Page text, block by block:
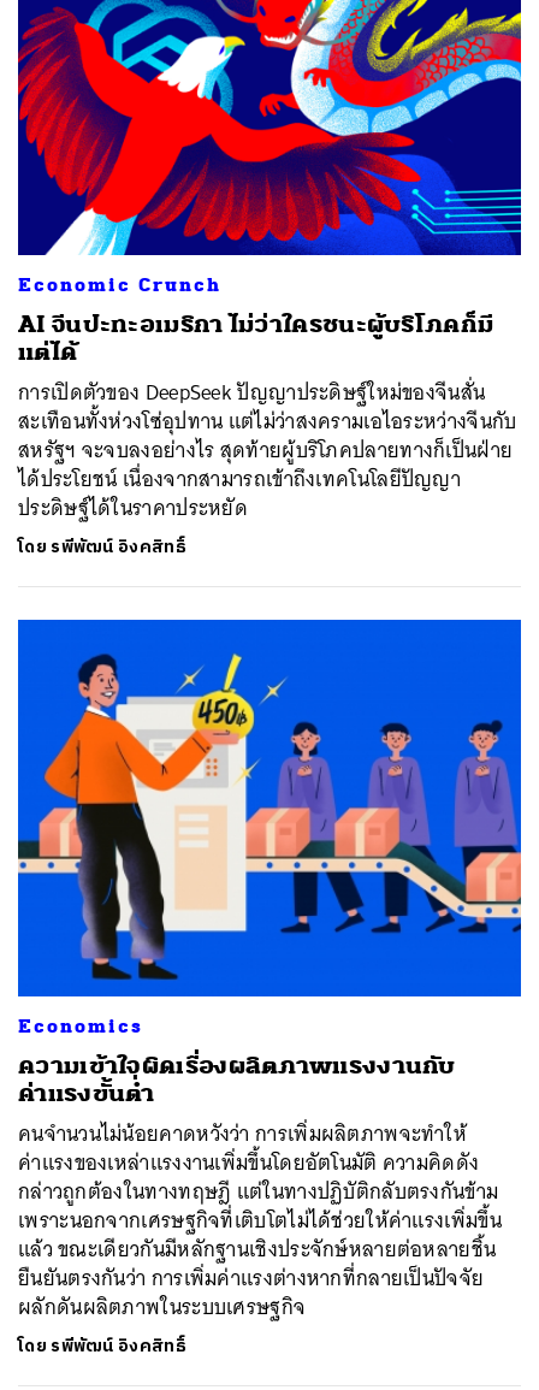
Economic Crunch
AI จีนปะทะอเมริกา ไม่ว่าใครชนะผู้บริโภคก็มี
แต่ได้
การเปิดตัวของ DeepSeek ปัญญาประดิษฐ์ใหม่ของจีนสั่น
สะเทือนทั้งห่วงโซ่อุปทาน แต่ไม่ว่าสงครามเอไอระหว่างจีนกับ
สหรัฐฯ จะจบลงอย่างไร สุดท้ายผู้บริโภคปลายทางก็เป็นฝ่าย
ได้ประโยชน์ เนื่องจากสามารถเข้าถึงเทคโนโลยีปัญญา
ประดิษฐ์ได้ในราคาประหยัด
โดย รพีพัฒน์ อิงคสิทธิ์
Economics
ความเข้าใจผิดเรื่องผลิตภาพแรงงานกับ
ค่าแรงขั้นต่ำ
คนจำนวนไม่น้อยคาดหวังว่า การเพิ่มผลิตภาพจะทำให้
ค่าแรงของเหล่าแรงงานเพิ่มขึ้นโดยอัตโนมัติ ความคิดดัง
กล่าวถูกต้องในทางทฤษฎี แต่ในทางปฏิบัติกลับตรงกันข้าม
เพราะนอกจากเศรษฐกิจที่เติบโตไม่ได้ช่วยให้ค่าแรงเพิ่มขึ้น
แล้ว ขณะเดียวกันมีหลักฐานเชิงประจักษ์หลายต่อหลายชิ้น
ยืนยันตรงกันว่า การเพิ่มค่าแรงต่างหากที่กลายเป็นปัจจัย
ผลักดันผลิตภาพในระบบเศรษฐกิจ
โดย รพีพัฒน์ อิงคสิทธิ์